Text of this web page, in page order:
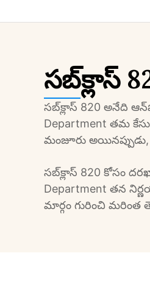
సబ్‌క్లాస్
సబ్‌క్లాస్ 820 అనేది ఆన్‌షోర్ పార్ట్‌నర్ వీసా మార్గం యొక్క దశ 1. ఇది ఆస్ట్రేలియాలో ఉండి,
Department తమ
సబ్‌క్లాస్ 820 కోసం దరఖాస్తు చేయడానికి మీరు భౌతికంగా ఆస్ట్రేలియాలో ఉండాలి, మరియు
Department తన
మార్గం గురించి మరింత